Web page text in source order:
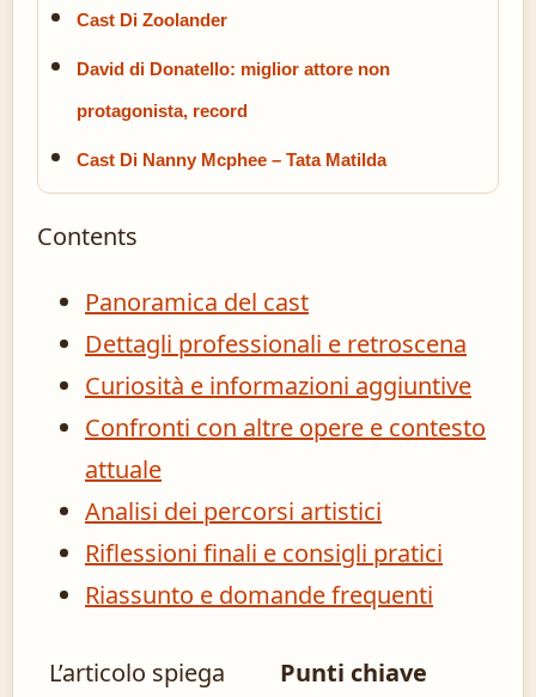
Cast Di Zoolander
David di Donatello: miglior attore non
protagonista, record
Cast Di Nanny Mcphee – Tata Matilda
Contents
Panoramica del cast
Dettagli professionali e retroscena
Curiosità e informazioni aggiuntive
Confronti con altre opere e contesto
attuale
Analisi dei percorsi artistici
Riflessioni finali e consigli pratici
Riassunto e domande frequenti
L’articolo spiega
Punti chiave